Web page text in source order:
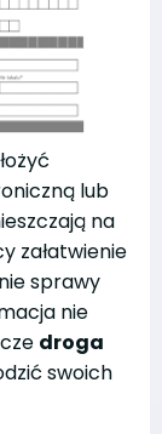
lub
na
załatwienie
sprawy
nie
droga
swoich